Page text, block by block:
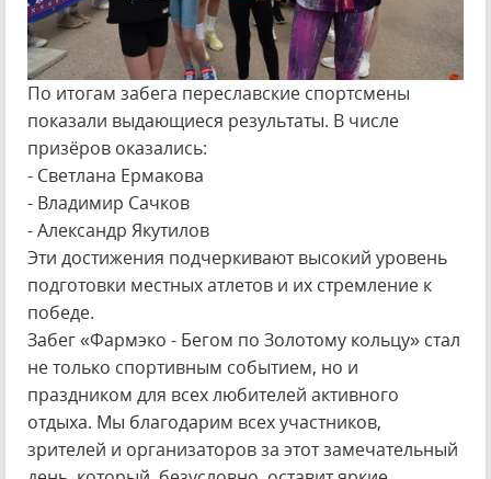
По итогам забега переславские спортсмены
показали выдающиеся результаты. В числе
призёров оказались:
- Светлана Ермакова
- Владимир Сачков
- Александр Якутилов
Эти достижения подчеркивают высокий уровень
подготовки местных атлетов и их стремление к
победе.
Забег «Фармэко - Бегом по Золотому кольцу» стал
не только спортивным событием, но и
праздником для всех любителей активного
отдыха. Мы благодарим всех участников,
зрителей и организаторов за этот замечательный